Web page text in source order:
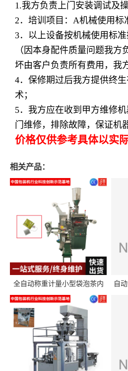
1.我方负责上门安装调试及
2 ．培训项目： A机械使用标
3．以上设备按机械使用标
（因本身配件质量问题我方
坏由客户负责所有费用，我
4．保修期过后我方提供终
术；
5．我方应在收到甲方维修
门维修，排除故障，保证机
价格仅供参考具体以实
相关产品：
全自动称重计量小型袋泡茶内
外袋包装机三角包茶叶包装机
自